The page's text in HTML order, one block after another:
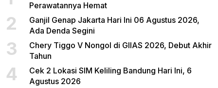
Perawatannya Hemat
2
Ganjil Genap Jakarta Hari Ini 06 Agustus 2026,
Ada Denda Segini
3
Chery Tiggo V Nongol di GIIAS 2026, Debut Akhir
Tahun
4
Cek 2 Lokasi SIM Keliling Bandung Hari Ini, 6
Agustus 2026